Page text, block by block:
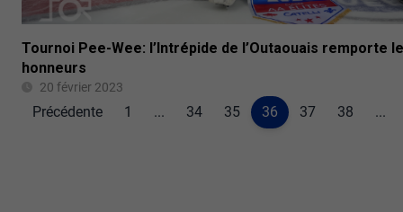
Tournoi Pee-Wee: l’Intrépide de l’Outaouais remporte
honneurs
20 février 2023
Précédente 1 ... 34 35 36 37 38 ...